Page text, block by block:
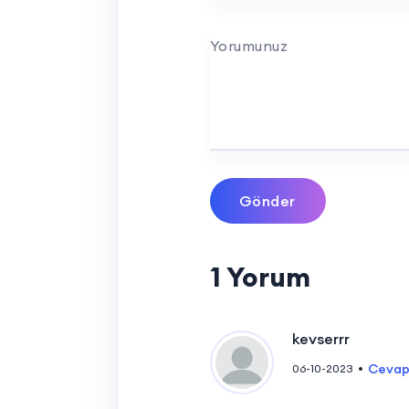
Yorumunuz
Gönder
1 Yorum
kevserrr
06-10-2023